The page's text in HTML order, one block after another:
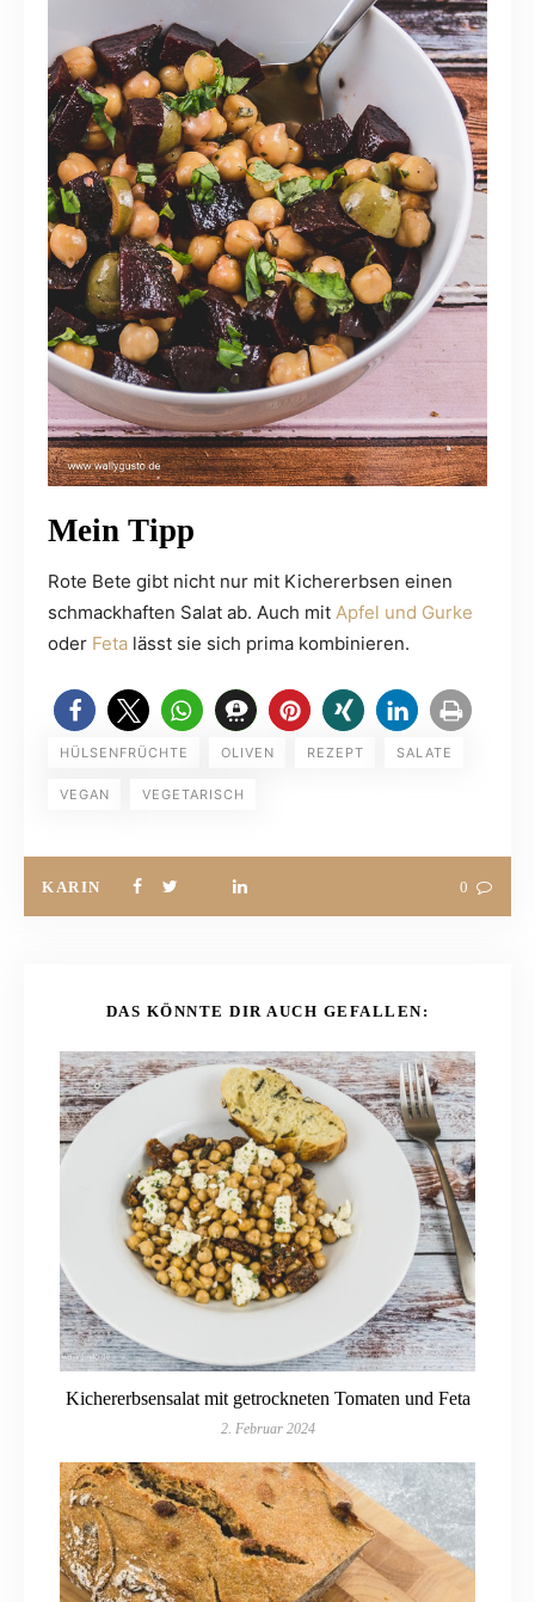
Mein Tipp
Rote Bete gibt nicht nur mit Kichererbsen einen
schmackhaften Salat ab. Auch mit Apfel und Gurke
oder Feta lässt sie sich prima kombinieren.
HÜLSENFRÜCHTE OLIVEN REZEPT SALATE
VEGAN VEGETARISCH
KARIN 0
DAS KÖNNTE DIR AUCH GEFALLEN:
Kichererbsensalat mit getrockneten Tomaten und Feta
2. Februar 2024